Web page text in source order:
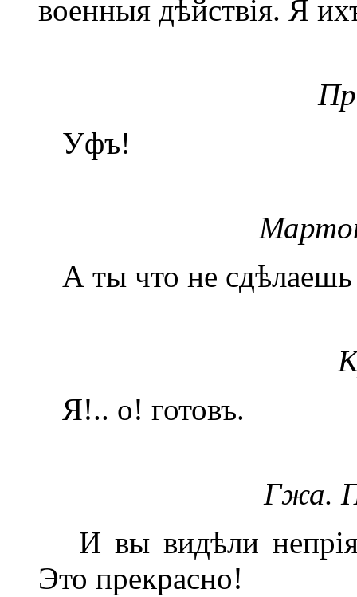
военныя дѣйствія. Я
Уфъ!
А ты что не сдѣлаешь
Я!.. о! готовъ.
Гжа.
И вы видѣли
Это прекрасно!